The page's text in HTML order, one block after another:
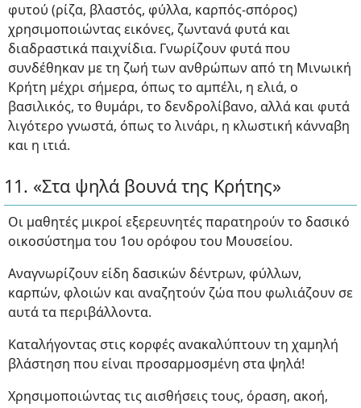
φυτού (ρίζα, βλαστός, φύλλα, καρπός-σπόρος)
χρησιμοποιώντας εικόνες, ζωντανά φυτά και
διαδραστικά παιχνίδια. Γνωρίζουν φυτά που
συνδέθηκαν με τη ζωή των ανθρώπων από τη Μινωική
Κρήτη μέχρι σήμερα, όπως το αμπέλι, η ελιά, ο
βασιλικός, το θυμάρι, το δενδρολίβανο, αλλά και φυτά
λιγότερο γνωστά, όπως το λινάρι, η κλωστική κάνναβη
και η ιτιά.
11. «Στα ψηλά βουνά της Κρήτης»
Οι μαθητές μικροί εξερευνητές παρατηρούν το δασικό
οικοσύστημα του 1ου ορόφου του Μουσείου.
Αναγνωρίζουν είδη δασικών δέντρων, φύλλων,
καρπών, φλοιών και αναζητούν ζώα που φωλιάζουν σε
αυτά τα περιβάλλοντα.
Καταλήγοντας στις κορφές ανακαλύπτουν τη χαμηλή
βλάστηση που είναι προσαρμοσμένη στα ψηλά!
Χρησιμοποιώντας τις αισθήσεις τους, όραση, ακοή,